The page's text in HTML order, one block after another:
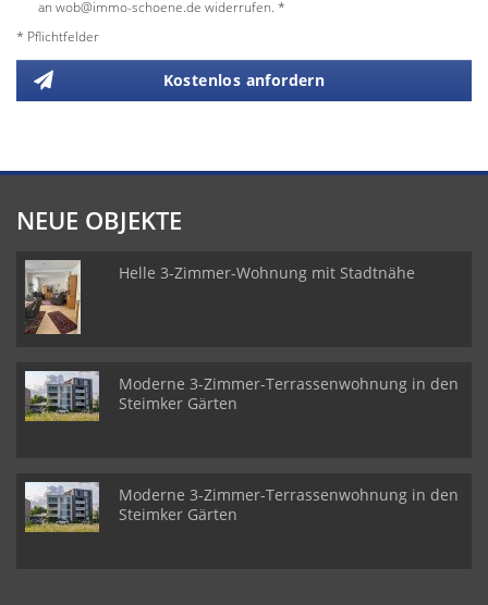
an wob@immo-schoene.de widerrufen. *
* Pflichtfelder
Kostenlos anfordern
NEUE OBJEKTE
Helle 3-Zimmer-Wohnung mit Stadtnähe
Moderne 3-Zimmer-Terrassenwohnung in den
Steimker Gärten
Moderne 3-Zimmer-Terrassenwohnung in den
Steimker Gärten